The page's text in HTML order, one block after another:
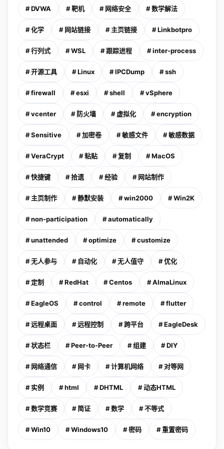
# DVWA # 靶机 # 网络安全 # 数学解法
# 化学 # 网站链接 # 主页链接 # Linkbotpro
# 行列式 # WSL # 跟踪进程 # inter-process
# 开源工具 # Linux # IPCDump # ssh
# firewall # esxi # shell # vSphere
# vcenter # 防火墙 # 虚拟化 # encryption
# Sensitive # 加密卷 # 敏感文件 # 敏感数据
# VeraCrypt # 粘贴 # 复制 # MacOS
# 快捷键 # 拾遗 # 经验 # 网站制作
# 主页制作 # 静默安装 # win2000 # Win2K
# non-participation # automatically
# unattended # optimize # customize
# 无人参与 # 自动化 # 无人值守 # 优化
# 定制 # RedHat # Centos # AlmaLinux
# EagleOS # control # remote # flutter
# 远程桌面 # 远程控制 # 跨平台 # EagleDesk
# 状态栏 # Peer-to-Peer # 组建 # DIY
# 网络通信 # 网卡 # 计算机网络 # 对等网
# 实例 # html # DHTML # 动态HTML
# 数学竞赛 # 简证 # 数学 # 不等式
# Win10 # Windows10 # 密码 # 重置密码